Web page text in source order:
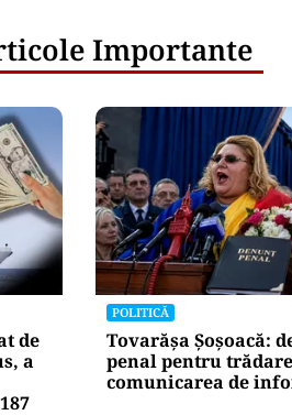
Importante
de
a
POLITICĂ
Tovarășa Șoșoacă:
penal pentru
comunicarea de